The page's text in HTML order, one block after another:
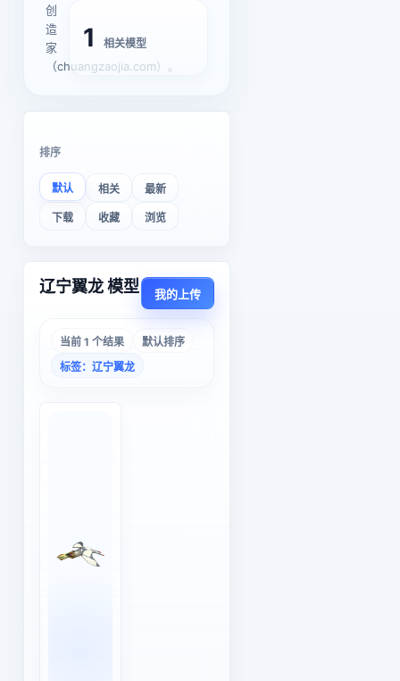
创
造
家
（chuangzaojia.com）。
1 相关模型
排序
默认 相关 最新
下载 收藏 浏览
辽宁翼龙 模型 我的上传
当前 1 个结果
默认排序
标签：辽宁翼龙